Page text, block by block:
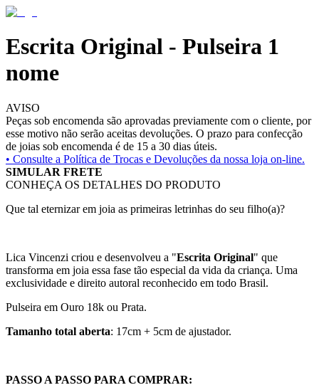
Escrita Original - Pulseira 1
nome
AVISO
Peças sob encomenda são aprovadas previamente com o cliente, por
esse motivo não serão aceitas devoluções. O prazo para confecção
de joias sob encomenda é de 15 a 30 dias úteis.
• Consulte a Política de Trocas e Devoluções da nossa loja on-line.
SIMULAR FRETE
CONHEÇA OS DETALHES DO PRODUTO
Que tal eternizar em joia as primeiras letrinhas do seu filho(a)?
Lica Vincenzi criou e desenvolveu a "Escrita Original" que
transforma em joia essa fase tão especial da vida da criança. Uma
exclusividade e direito autoral reconhecido em todo Brasil.
Pulseira em Ouro 18k ou Prata.
Tamanho total aberta: 17cm + 5cm de ajustador.
PASSO A PASSO PARA COMPRAR: